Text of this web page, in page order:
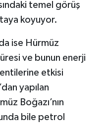
temel görüş
koyuyor.
ise Hürmüz
ve bunun enerji
etkisi
yapılan
Boğazı’nın
bile petrol